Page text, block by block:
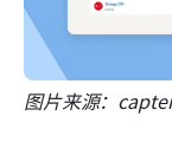
图片来源：